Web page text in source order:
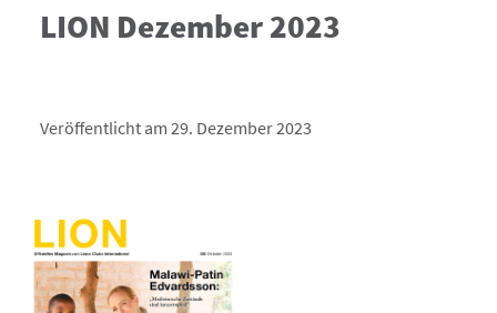
LION Dezember 2023
Veröffentlicht am 29. Dezember 2023